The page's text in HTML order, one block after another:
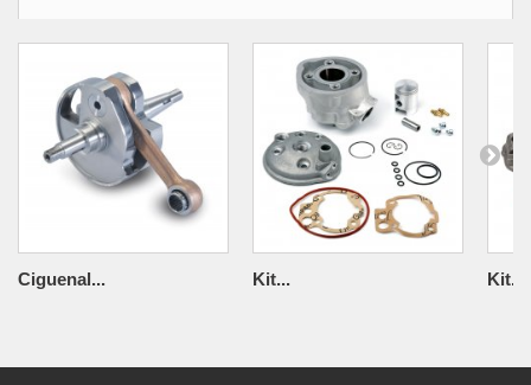
Ciguenal... Kit... Kit...